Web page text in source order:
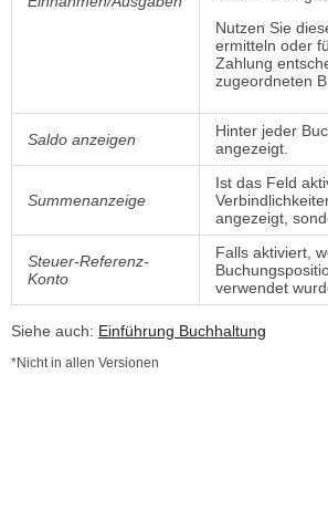
Nutzen Sie
ermitteln oder
Zahlung
zugeordneten
Saldo anzeigen
Hinter jeder
angezeigt.
Summenanzeige
Ist das Feld
angezeigt,
Steuer-Referenz-
Konto
Falls aktiviert,
verwendet
Siehe auch: Einführung Buchhaltung
*Nicht in allen Versionen